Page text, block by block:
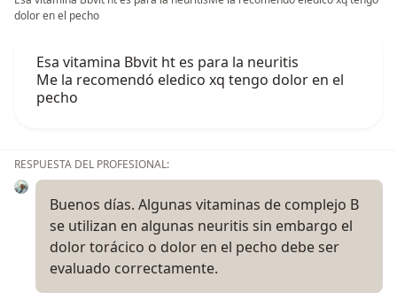
dolor en el pecho
Esa vitamina Bbvit ht es para la neuritis
Me la recomendó eledico xq tengo dolor en el
pecho
RESPUESTA DEL PROFESIONAL:
Buenos días. Algunas vitaminas de complejo B
se utilizan en algunas neuritis sin embargo el
dolor torácico o dolor en el pecho debe ser
evaluado correctamente.